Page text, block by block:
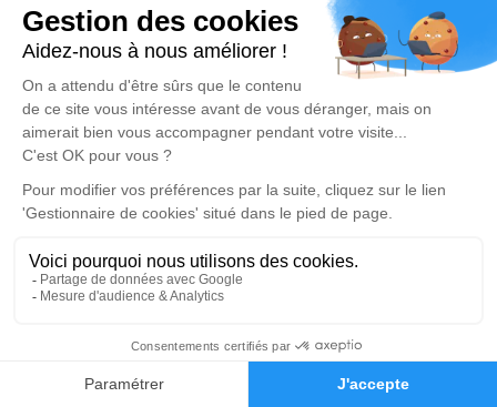
Faire-part Hommages
condoléances, partager des photos souvenirs, une
anecdote ou exprimer vos pensées à travers des poèmes
ou des textes. Cet endroit est un lieu d'expression dédié à
honorer la mémoire de Paul COQUARD.
Un service de plantation d’arbre hommage estdisponible
ici.
Je rends hommage
Cérémonie
mardi 27 décembre 2022 à 15h00